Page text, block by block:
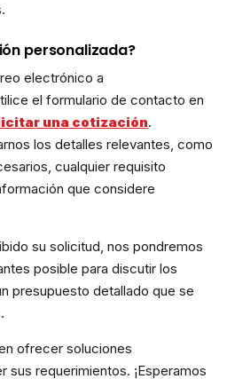
personalizada?
electrónico a
el formulario de contacto en
una cotización.
los detalles relevantes, como
cualquier requisito
que considere
su solicitud, nos pondremos
posible para discutir los
presupuesto detallado que se
ofrecer soluciones
sus requerimientos. ¡Esperamos